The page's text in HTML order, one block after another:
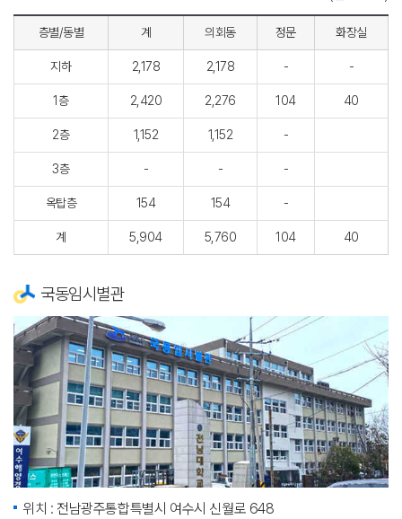
층별/동별 계 의회동 정문 화장실
지하 2,178 2,178 - -
1층 2,420 2,276 104 40
2층 1,152 1,152 -
3층 - - -
옥탑층 154 154 -
계 5,904 5,760 104 40
국동임시별관
위치 : 전남광주통합특별시 여수시 신월로 648